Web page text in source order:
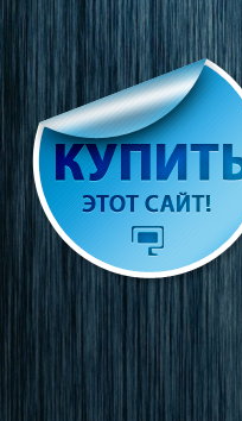
Перейти
содержимому